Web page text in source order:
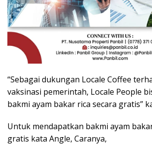
“Sebagai dukungan Locale Coffee
vaksinasi pemerintah, Locale People
bakmi ayam bakar rica secara gratis”
Untuk mendapatkan bakmi ayam
gratis kata Angle, Caranya,